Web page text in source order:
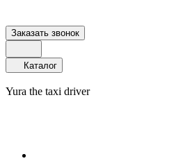
Заказать звонок
Каталог
Yura the taxi driver